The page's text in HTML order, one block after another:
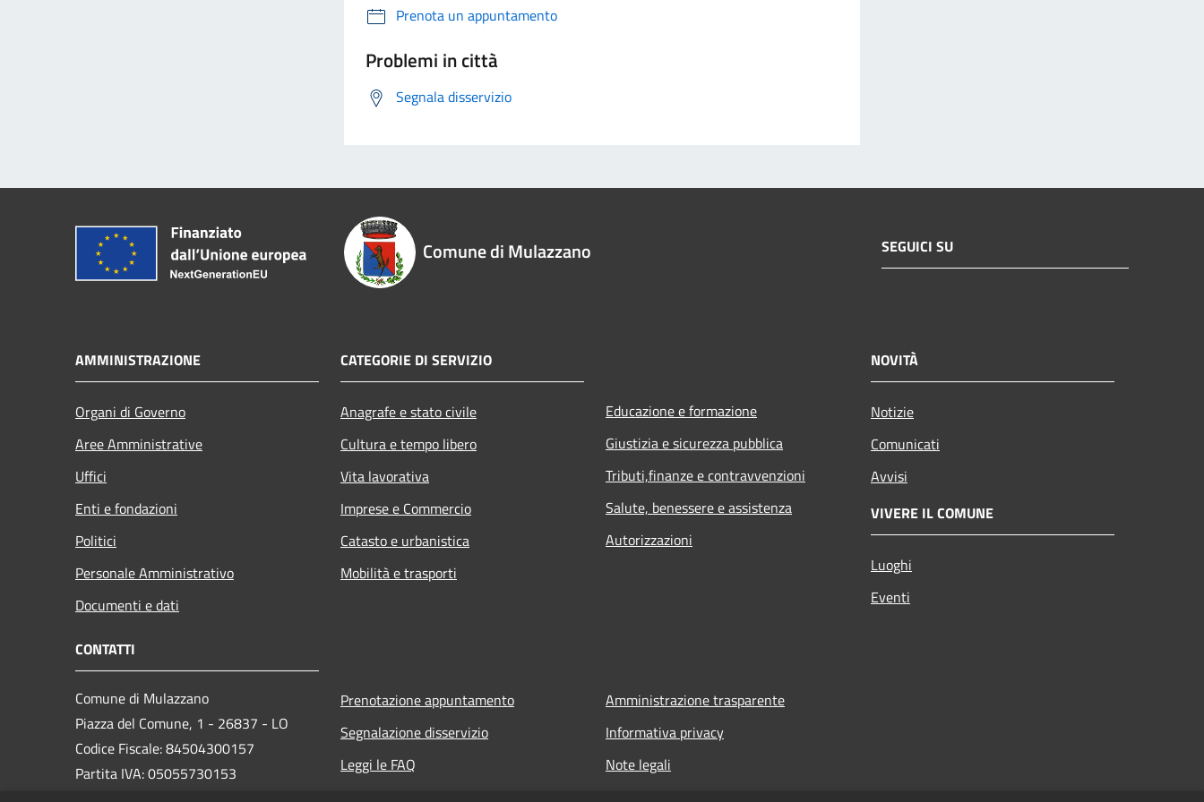
Prenota un appuntamento
Problemi in città
Segnala disservizio
Comune di Mulazzano SEGUICI SU
AMMINISTRAZIONE
Organi di Governo
Aree Amministrative
Uffici
Enti e fondazioni
Politici
Personale Amministrativo
Documenti e dati
CATEGORIE DI SERVIZIO
Anagrafe e stato civile
Cultura e tempo libero
Vita lavorativa
Imprese e Commercio
Catasto e urbanistica
Mobilità e trasporti
Educazione e formazione
Giustizia e sicurezza pubblica
Tributi,finanze e contravvenzioni
Salute, benessere e assistenza
Autorizzazioni
NOVITÀ
Notizie
Comunicati
Avvisi
VIVERE IL COMUNE
Luoghi
Eventi
CONTATTI
Comune di Mulazzano
Piazza del Comune, 1 - 26837 - LO
Codice Fiscale: 84504300157
Partita IVA: 05055730153
Prenotazione appuntamento
Segnalazione disservizio
Leggi le FAQ
Amministrazione trasparente
Informativa privacy
Note legali